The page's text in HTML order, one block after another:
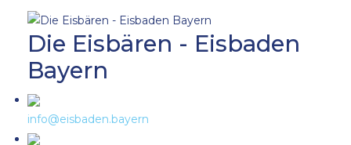
Die Eisbären - Eisbaden
Bayern
info@eisbaden.bayern